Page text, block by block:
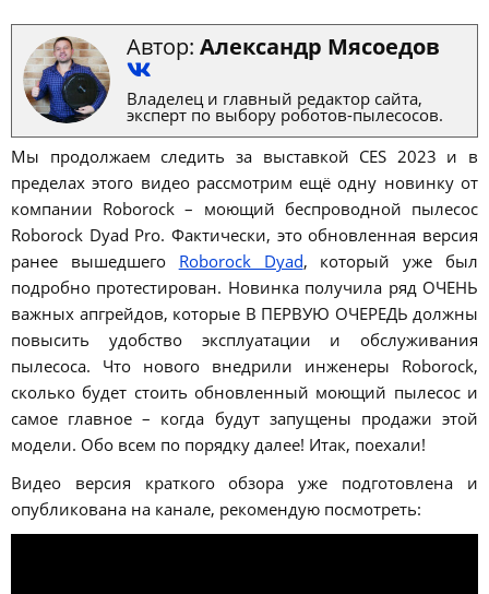
Автор: Александр Мясоедов
Владелец и главный редактор сайта,
эксперт по выбору роботов-пылесосов.
Мы продолжаем следить за выставкой CES 2023 и в
пределах этого видео рассмотрим ещё одну новинку от
компании Roborock – моющий беспроводной пылесос
Roborock Dyad Pro. Фактически, это обновленная версия
ранее вышедшего Roborock Dyad, который уже был
подробно протестирован. Новинка получила ряд ОЧЕНЬ
важных апгрейдов, которые В ПЕРВУЮ ОЧЕРЕДЬ должны
повысить удобство эксплуатации и обслуживания
пылесоса. Что нового внедрили инженеры Roborock,
сколько будет стоить обновленный моющий пылесос и
самое главное – когда будут запущены продажи этой
модели. Обо всем по порядку далее! Итак, поехали!
Видео версия краткого обзора уже подготовлена и
опубликована на канале, рекомендую посмотреть: